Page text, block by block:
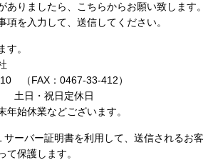
ありましたら、こちらからお願い致します。
項を入力して、送信してください。
す。
（FAX：0467-33-412）
日・祝日定休日
始休業などございます。
サーバー証明書を利用して、送信されるお客
て保護します。